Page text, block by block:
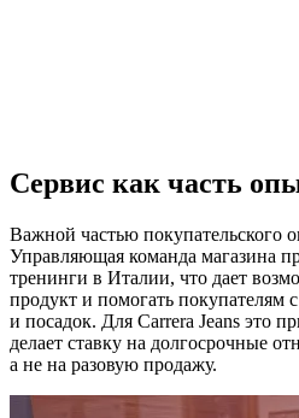
Сервис как часть
Важной частью покупательского
Управляющая команда магазина
тренинги в Италии, что дает
продукт и помогать покупателям
и посадок. Для Carrera Jeans это
делает ставку на долгосрочные
а не на разовую продажу.